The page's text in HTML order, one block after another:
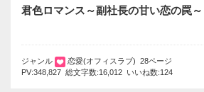
君色ロマンス～副社長の甘い恋の罠～
ジャンル
恋愛(オフィスラブ) 28ページ
PV:348,827 総文字数:16,012 いいね数:124